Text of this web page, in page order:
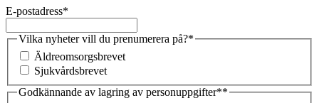
E-postadress*
Vilka nyheter vill du prenumerera på?*
Äldreomsorgsbrevet
Sjukvårdsbrevet
Godkännande av lagring av personuppgifter**